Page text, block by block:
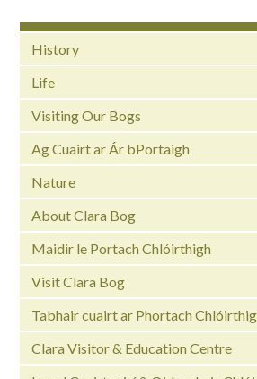
History
Life
Visiting Our Bogs
Ag Cuairt ar Ár bPortaigh
Nature
About Clara Bog
Maidir le Portach Chlóirthigh
Visit Clara Bog
Tabhair cuairt ar Phortach
Clara Visitor & Education Centre